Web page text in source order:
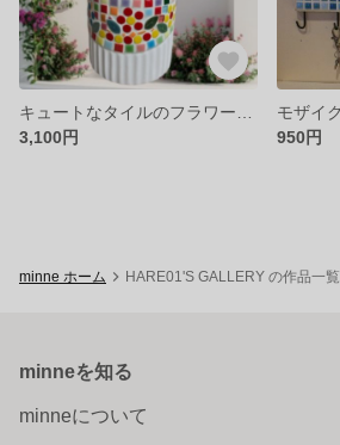
3,100円
950円
minne ホーム HARE01'S GALLERY の作品一覧
minneを知る
minneについて